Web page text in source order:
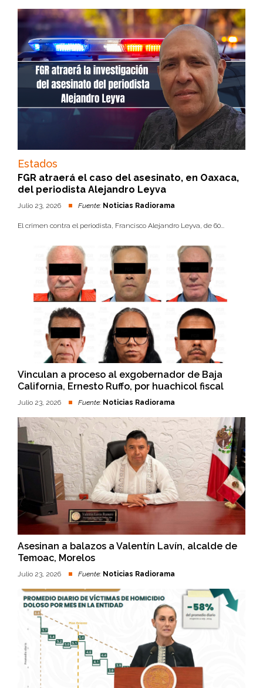
Estados
FGR atraerá el caso del asesinato, en Oaxaca,
del periodista Alejandro Leyva
Julio 23, 2026 Fuente: Noticias Radiorama
El crimen contra el periodista, Francisco Alejandro Leyva, de 60...
Vinculan a proceso al exgobernador de Baja
California, Ernesto Ruffo, por huachicol fiscal
Julio 23, 2026 Fuente: Noticias Radiorama
Asesinan a balazos a Valentín Lavín, alcalde de
Temoac, Morelos
Julio 23, 2026 Fuente: Noticias Radiorama